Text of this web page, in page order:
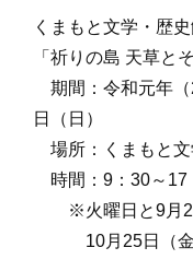
くまもと文学・歴史
「祈りの島 天草と
期間：令和元年（
日（日）
場所：くまもと
時間：9：30～17
※火曜日と9月27
10月25日（金）